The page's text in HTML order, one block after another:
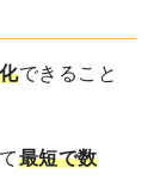
できること
最短で数